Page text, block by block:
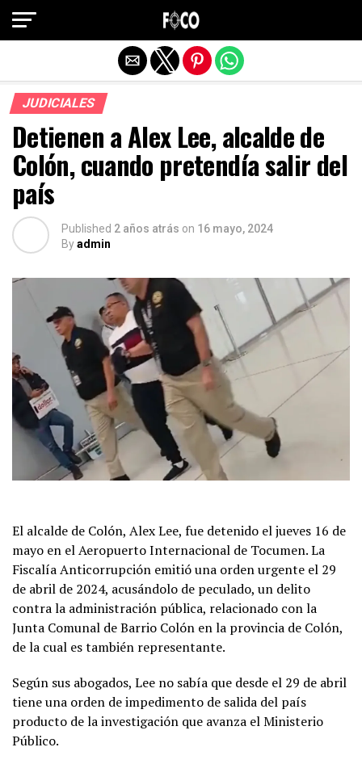
JUDICIALES
Detienen a Alex Lee, alcalde de
Colón, cuando pretendía salir del
país
Published 2 años atrás on 16 mayo, 2024
Byadmin
El alcalde de Colón, Alex Lee, fue detenido el jueves 16 de
mayo en el Aeropuerto Internacional de Tocumen. La
Fiscalía Anticorrupción emitió una orden urgente el 29
de abril de 2024, acusándolo de peculado, un delito
contra la administración pública, relacionado con la
Junta Comunal de Barrio Colón en la provincia de Colón,
de la cual es también representante.
Según sus abogados, Lee no sabía que desde el 29 de abril
tiene una orden de impedimento de salida del país
producto de la investigación que avanza el Ministerio
Público.
Salir de la versión móvil